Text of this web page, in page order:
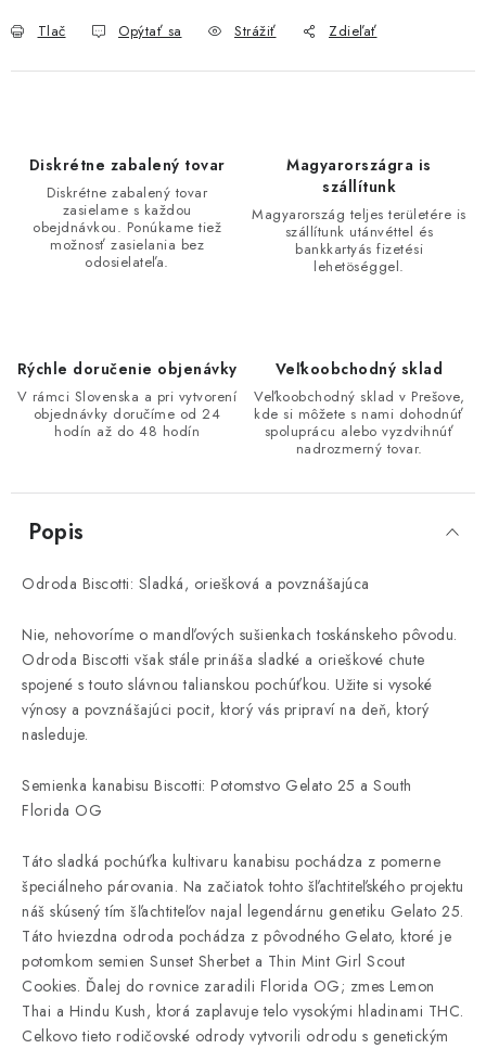
Tlač Opýtať sa Strážiť Zdieľať
Diskrétne zabalený tovar
Diskrétne zabalený tovar
zasielame s každou
obejdnávkou. Ponúkame tiež
možnosť zasielania bez
odosielateľa.
Magyarországra is
szállítunk
Magyarország teljes területére is
szállítunk utánvéttel és
bankkartyás fizetési
lehetöséggel.
Rýchle doručenie objenávky
V rámci Slovenska a pri vytvorení
objednávky doručíme od 24
hodín až do 48 hodín
Veľkoobchodný sklad
Veľkoobchodný sklad v Prešove,
kde si môžete s nami dohodnúť
spoluprácu alebo vyzdvihnúť
nadrozmerný tovar.
Popis
Odroda Biscotti: Sladká, oriešková a povznášajúca
Nie, nehovoríme o mandľových sušienkach toskánskeho pôvodu.
Odroda Biscotti však stále prináša sladké a orieškové chute
spojené s touto slávnou talianskou pochúťkou. Užite si vysoké
výnosy a povznášajúci pocit, ktorý vás pripraví na deň, ktorý
nasleduje.
Semienka kanabisu Biscotti: Potomstvo Gelato 25 a South
Florida OG
Táto sladká pochúťka kultivaru kanabisu pochádza z pomerne
špeciálneho párovania. Na začiatok tohto šľachtiteľského projektu
náš skúsený tím šľachtiteľov najal legendárnu genetiku Gelato 25.
Táto hviezdna odroda pochádza z pôvodného Gelato, ktoré je
potomkom semien Sunset Sherbet a Thin Mint Girl Scout
Cookies. Ďalej do rovnice zaradili Florida OG; zmes Lemon
Thai a Hindu Kush, ktorá zaplavuje telo vysokými hladinami THC.
Celkovo tieto rodičovské odrody vytvorili odrodu s genetickým